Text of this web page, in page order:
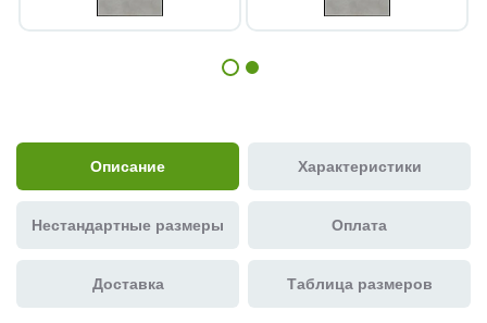
Описание Характеристики
Нестандартные размеры Оплата
Доставка Таблица размеров